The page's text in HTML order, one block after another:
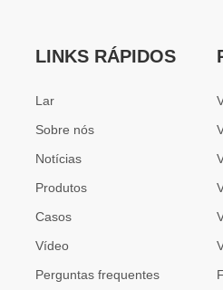
LINKS RÁPIDOS
Lar
Sobre nós
Notícias
Produtos
Casos
Vídeo
Perguntas frequentes